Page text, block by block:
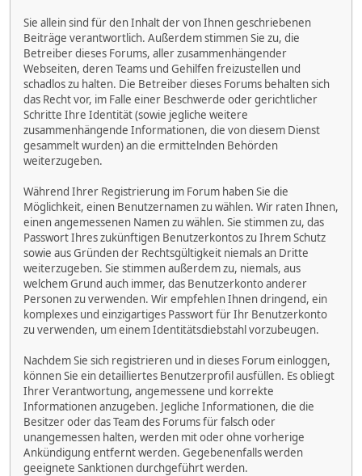
Sie allein sind für den Inhalt der von Ihnen geschriebenen
Beiträge verantwortlich. Außerdem stimmen Sie zu, die
Betreiber dieses Forums, aller zusammenhängender
Webseiten, deren Teams und Gehilfen freizustellen und
schadlos zu halten. Die Betreiber dieses Forums behalten sich
das Recht vor, im Falle einer Beschwerde oder gerichtlicher
Schritte Ihre Identität (sowie jegliche weitere
zusammenhängende Informationen, die von diesem Dienst
gesammelt wurden) an die ermittelnden Behörden
weiterzugeben.
Während Ihrer Registrierung im Forum haben Sie die
Möglichkeit, einen Benutzernamen zu wählen. Wir raten Ihnen,
einen angemessenen Namen zu wählen. Sie stimmen zu, das
Passwort Ihres zukünftigen Benutzerkontos zu Ihrem Schutz
sowie aus Gründen der Rechtsgültigkeit niemals an Dritte
weiterzugeben. Sie stimmen außerdem zu, niemals, aus
welchem Grund auch immer, das Benutzerkonto anderer
Personen zu verwenden. Wir empfehlen Ihnen dringend, ein
komplexes und einzigartiges Passwort für Ihr Benutzerkonto
zu verwenden, um einem Identitätsdiebstahl vorzubeugen.
Nachdem Sie sich registrieren und in dieses Forum einloggen,
können Sie ein detailliertes Benutzerprofil ausfüllen. Es obliegt
Ihrer Verantwortung, angemessene und korrekte
Informationen anzugeben. Jegliche Informationen, die die
Besitzer oder das Team des Forums für falsch oder
unangemessen halten, werden mit oder ohne vorherige
Ankündigung entfernt werden. Gegebenenfalls werden
geeignete Sanktionen durchgeführt werden.